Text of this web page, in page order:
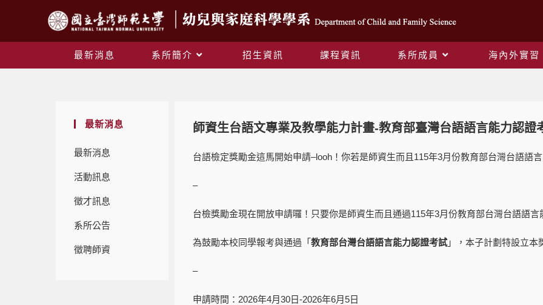
最新消息 系所簡介 招生資訊 課程資訊 系所成員
海內外實習
最新消息
最新消息
活動訊息
徵才訊息
系所公告
徵聘師資
師資生台語文專業及教學能力計畫-教育部臺灣台語語言能力認證
台語檢定獎勵金這馬開始申請–looh！你若是師資生而且115年3月份教育部台灣台語語
–
台檢獎勵金現在開放申請囉！只要你是師資生而且通過115年3月份教育部台灣台語語
為鼓勵本校同學報考與通過「 教育部台灣台語語言能力認證考試 」，本子計劃特設立
–
申請時間：2026年4月30日-2026年6月5日